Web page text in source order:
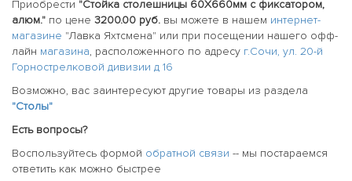
Приобрести "Стойка столешницы 60Х660мм с фиксатором,
алюм." по цене 3200.00 руб. вы можете в нашем интернет-
магазине "Лавка Яхтсмена" или при посещении нашего офф-
лайн магазина, расположенного по адресу г.Сочи, ул. 20-й
Горнострелковой дивизии д 16
Возможно, вас заинтересуют другие товары из раздела
"Столы"
Есть вопросы?
Воспользуйтесь формой обратной связи -- мы постараемся
ответить как можно быстрее